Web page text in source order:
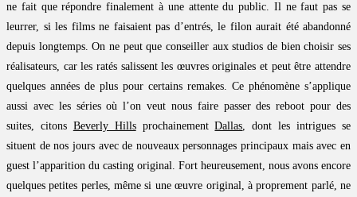
ne fait que répondre finalement à une attente du public. Il ne faut pas se
leurrer, si les films ne faisaient pas d’entrés, le filon aurait été abandonné
depuis longtemps. On ne peut que conseiller aux studios de bien choisir ses
réalisateurs, car les ratés salissent les œuvres originales et peut être attendre
quelques années de plus pour certains remakes. Ce phénomène s’applique
aussi avec les séries où l’on veut nous faire passer des reboot pour des
suites, citons Beverly HillsprochainementDallas, dont les intrigues se
situent de nos jours avec de nouveaux personnages principaux mais avec en
guest l’apparition du casting original. Fort heureusement, nous avons encore
quelques petites perles, même si une œuvre original, à proprement parlé, ne